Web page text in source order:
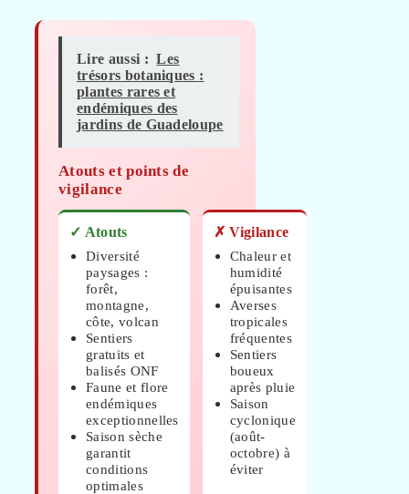
Lire aussi : Les
trésors botaniques :
plantes rares et
endémiques des
jardins de Guadeloupe
Atouts et points de
vigilance
✓ Atouts
Diversité
paysages :
forêt,
montagne,
côte, volcan
Sentiers
gratuits et
balisés ONF
Faune et flore
endémiques
exceptionnelles
Saison sèche
garantit
conditions
optimales
✗ Vigilance
Chaleur et
humidité
épuisantes
Averses
tropicales
fréquentes
Sentiers
boueux
après pluie
Saison
cyclonique
(août-
octobre) à
éviter